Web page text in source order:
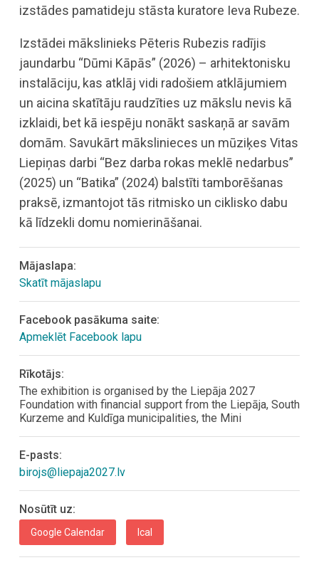
izstādes pamatideju stāsta kuratore Ieva Rubeze.
Izstādei mākslinieks Pēteris Rubezis radījis
jaundarbu “Dūmi Kāpās” (2026) – arhitektonisku
instalāciju, kas atklāj vidi radošiem atklājumiem
un aicina skatītāju raudzīties uz mākslu nevis kā
izklaidi, bet kā iespēju nonākt saskaņā ar savām
domām. Savukārt mākslinieces un mūziķes Vitas
Liepiņas darbi “Bez darba rokas meklē nedarbus”
(2025) un “Batika” (2024) balstīti tamborēšanas
praksē, izmantojot tās ritmisko un ciklisko dabu
kā līdzekli domu nomierināšanai.
Mājaslapa:
Skatīt mājaslapu
Facebook pasākuma saite:
Apmeklēt Facebook lapu
Rīkotājs:
The exhibition is organised by the Liepāja 2027
Foundation with financial support from the Liepāja, South
Kurzeme and Kuldīga municipalities, the Mini
E-pasts:
birojs@liepaja2027.lv
Nosūtīt uz:
Google Calendar Ical